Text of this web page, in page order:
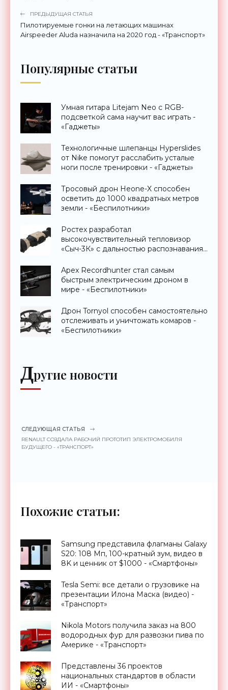
ПРЕДЫДУЩАЯ СТАТЬЯ
Пилотируемые гонки на летающих машинах
Airspeeder Aluda назначила на 2020 год - «Транспорт»
Популярные статьи
Умная гитара Litejam Neo с RGB-
подсветкой сама научит вас играть -
«Гаджеты»
Технологичные шлепанцы Hyperslides
от Nike помогут расслабить усталые
ноги после тренировки - «Гаджеты»
Тросовый дрон Heone-X способен
осветить до 1000 квадратных метров
земли - «Беспилотники»
Ростех разработал
высокочувствительный тепловизор
«Сыч-3К» с дальностью распознавания
Apex Recordhunter стал самым
быстрым электрическим дроном в
мире - «Беспилотники»
Дрон Tornyol способен самостоятельно
отслеживать и уничтожать комаров -
«Беспилотники»
Другие новости
СЛЕДУЮЩАЯ СТАТЬЯ
RENAULT СОЗДАЛА РАБОЧИЙ ПРОТОТИП ЭЛЕКТРОМОБИЛЯ
БУДУЩЕГО - «ТРАНСПОРТ»
Похожие статьи:
Samsung представила флагманы Galaxy
S20: 108 Мп, 100-кратный зум, видео в
8K и ценник от $1000 - «Смартфоны»
Tesla Semi: все детали о грузовике на
презентации Илона Маска (видео) -
«Транспорт»
Nikola Motors получила заказ на 800
водородных фур для развозки пива по
Америке - «Транспорт»
Представлены 36 проектов
национальных стандартов в области
ИИ - «Смартфоны»